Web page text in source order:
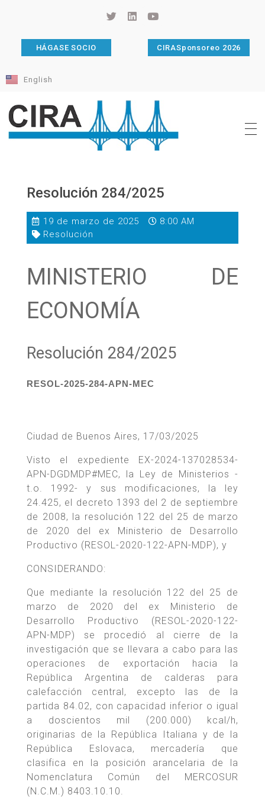
HÁGASE SOCIO CIRASponsoreo 2026
English
Resolución 284/2025
19 de marzo de 2025
8:00 AM
Resolución
MINISTERIO DE
ECONOMÍA
Resolución 284/2025
RESOL-2025-284-APN-MEC
Ciudad de Buenos Aires, 17/03/2025
Visto el expediente EX-2024-137028534-
APN-DGDMDP#MEC, la Ley de Ministerios -
t.o. 1992- y sus modificaciones, la ley
24.425, el decreto 1393 del 2 de septiembre
de 2008, la resolución 122 del 25 de marzo
de 2020 del ex Ministerio de Desarrollo
Productivo (RESOL-2020-122-APN-MDP), y
CONSIDERANDO:
Que mediante la resolución 122 del 25 de
marzo de 2020 del ex Ministerio de
Desarrollo Productivo (RESOL-2020-122-
APN-MDP) se procedió al cierre de la
investigación que se llevara a cabo para las
operaciones de exportación hacia la
República Argentina de calderas para
calefacción central, excepto las de la
partida 84.02, con capacidad inferior o igual
a doscientos mil (200.000) kcal/h,
originarias de la República Italiana y de la
República Eslovaca, mercadería que
clasifica en la posición arancelaria de la
Nomenclatura Común del MERCOSUR
(N.C.M.) 8403.10.10.